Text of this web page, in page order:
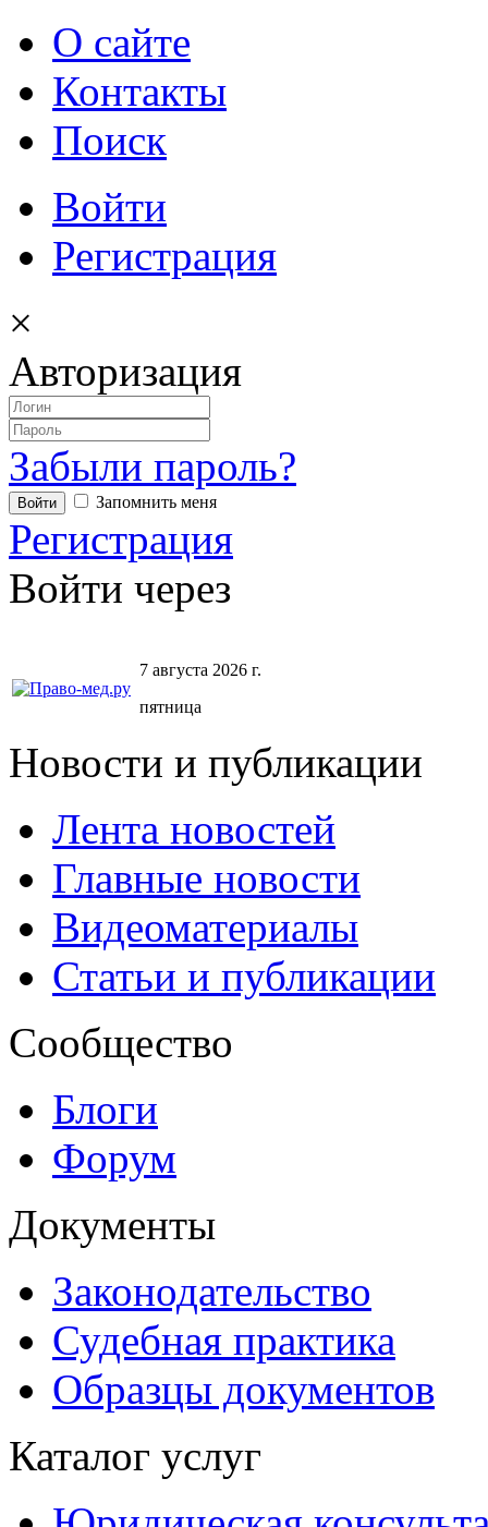
О сайте
Контакты
Поиск
Войти
Регистрация
×
Авторизация
Забыли пароль?
Запомнить меня
Регистрация
Войти через
7 августа 2026 г.
пятница
Новости и публикации
Лента новостей
Главные новости
Видеоматериалы
Статьи и публикации
Сообщество
Блоги
Форум
Документы
Законодательство
Судебная практика
Образцы документов
Каталог услуг